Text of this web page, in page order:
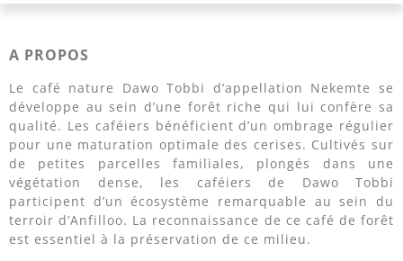
A PROPOS
Le café nature Dawo Tobbi d’appellation Nekemte se
développe au sein d’une forêt riche qui lui confère sa
qualité. Les caféiers bénéficient d’un ombrage régulier
pour une maturation optimale des cerises. Cultivés sur
de petites parcelles familiales, plongés dans une
végétation dense, les caféiers de Dawo Tobbi
participent d’un écosystème remarquable au sein du
terroir d’Anfilloo. La reconnaissance de ce café de forêt
est essentiel à la préservation de ce milieu.